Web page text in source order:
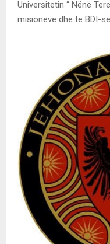
Universitetin “ Nënë
misioneve dhe të BDI-